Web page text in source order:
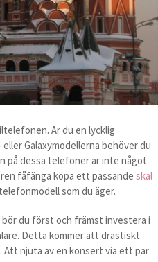
Är du en lycklig
Galaxymodellerna behöver du
på dessa telefoner är inte något
fåfänga köpa ett passandeskal
som du äger.
du först och främst investera i
Detta kommer att drastiskt
njuta av en konsert via ett par